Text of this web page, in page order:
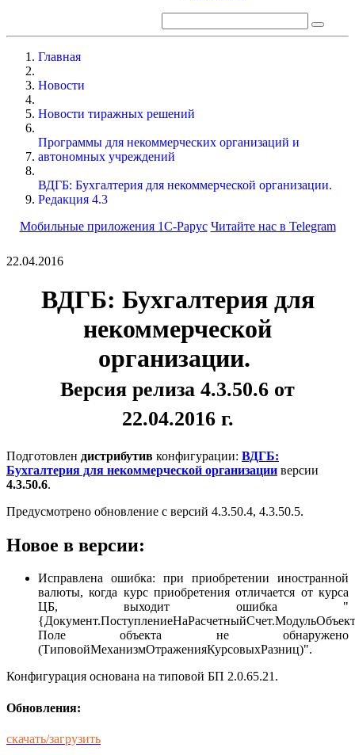
Главная
Новости
Новости тиражных решений
Программы для некоммерческих организаций и
автономных учреждений
ВДГБ: Бухгалтерия для некоммерческой организации.
Редакция 4.3
Мобильные приложения 1С-Рарус Читайте нас в Telegram
22.04.2016
ВДГБ: Бухгалтерия для
некоммерческой
организации.
Версия релиза 4.3.50.6 от
22.04.2016 г.
Подготовлен дистрибутив конфигурации: ВДГБ:
Бухгалтерия для некоммерческой организации версии
4.3.50.6.
Предусмотрено обновление с версий 4.3.50.4, 4.3.50.5.
Новое в версии:
Исправлена ошибка: при приобретении иностранной
валюты, когда курс приобретения отличается от курса
ЦБ, выходит ошибка "
Поле объекта не обнаружено
(ТиповойМеханизмОтраженияКурсовыхРазниц)".
Конфигурация основана на типовой БП 2.0.65.21.
Обновления:
скачать/загрузить